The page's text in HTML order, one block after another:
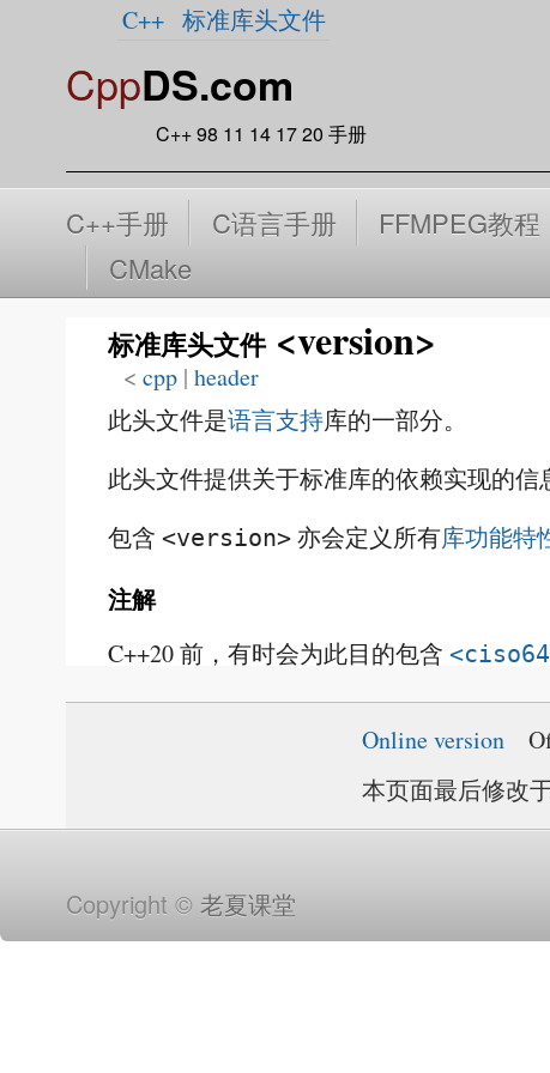
CppDS.com
C++ 98 11 14 17 20 手册
C++手册 C语言手册 FFMPEG教程
CMake
标准库头文件<version>
<cpp ‎ |header
C++ 标准库头文件
此头文件是语言支持库的一部分。
此头文件提供关于标准库的依赖实现的信
包含 <version> 亦会定义所有库功能特
注解
C++20 前，有时会为此目的包含
Online version
本页面最后修改
Copyright © 老夏课堂